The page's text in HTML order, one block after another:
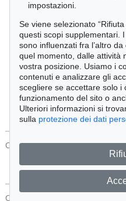
Tutti gli oggetti
Solo offerte attuali
Solo oggetti venduti
Cerca
CONTATTI Protezione Dei
CONTATTI
impostazioni.
Se viene selezionato
questi scopi supplementari.
sono influenzati fra l’altro
quel momento, dalle attività
vostra posizione. Usiamo i
contenuti e analizzare gli
scegliere se accettare solo i
funzionamento del sito o
Ulteriori informazioni si
sulla protezione dei dati